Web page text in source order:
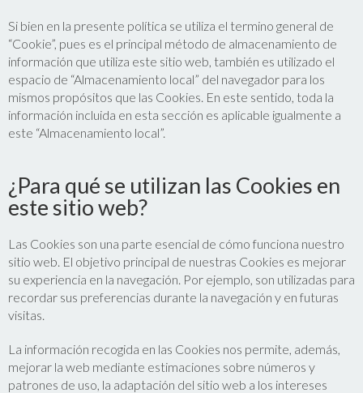
Si bien en la presente política se utiliza el termino general de
“Cookie”, pues es el principal método de almacenamiento de
información que utiliza este sitio web, también es utilizado el
espacio de “Almacenamiento local” del navegador para los
mismos propósitos que las Cookies. En este sentido, toda la
información incluida en esta sección es aplicable igualmente a
este “Almacenamiento local”.
¿Para qué se utilizan las Cookies en
este sitio web?
Las Cookies son una parte esencial de cómo funciona nuestro
sitio web. El objetivo principal de nuestras Cookies es mejorar
su experiencia en la navegación. Por ejemplo, son utilizadas para
recordar sus preferencias durante la navegación y en futuras
visitas.
La información recogida en las Cookies nos permite, además,
mejorar la web mediante estimaciones sobre números y
patrones de uso, la adaptación del sitio web a los intereses